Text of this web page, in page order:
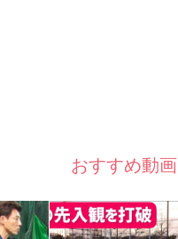
おすすめ動画